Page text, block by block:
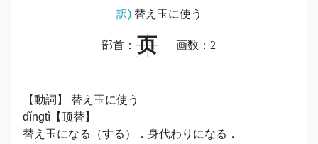
訳)替え玉に使う
部首： 页 画数： 2
【動詞】 替え玉に使う
dǐngtì【顶替】
替え玉になる（する）．身代わりになる．